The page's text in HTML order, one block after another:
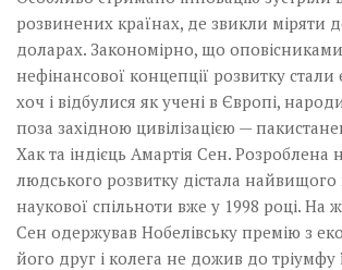
розвинених країнах, де звикли міряти
доларах. Закономірно, що
нефінансової концепції розвитку стали
хоч і відбулися як учені в Європі,
поза західною цивілізацією —
Хак та індієць Амартія Сен. Розроблена
людського розвитку дістала
наукової спільноти вже у 1998 році. На
Сен одержував Нобелівську премію з
його друг і колега не дожив до тріумфу